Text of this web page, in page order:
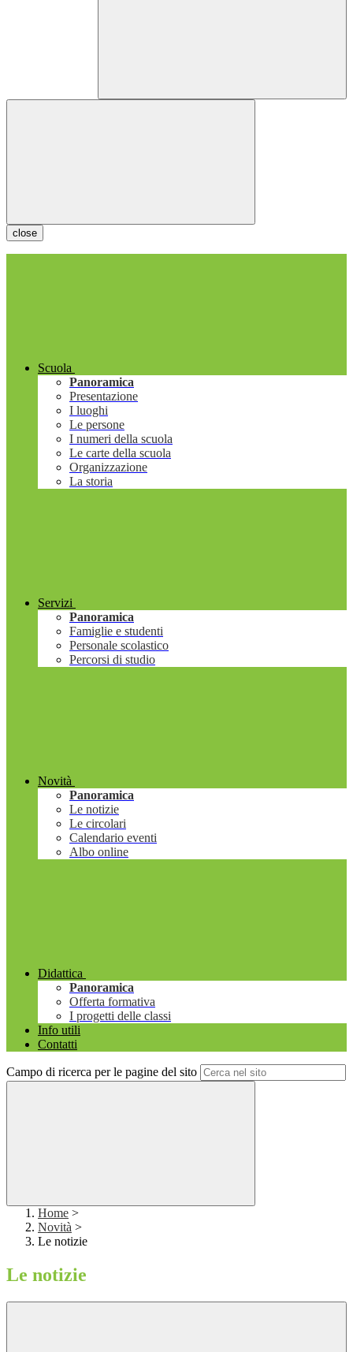
close
Scuola
Panoramica
Presentazione
I luoghi
Le persone
I numeri della scuola
Le carte della scuola
Organizzazione
La storia
Servizi
Panoramica
Famiglie e studenti
Personale scolastico
Percorsi di studio
Novità
Panoramica
Le notizie
Le circolari
Calendario eventi
Albo online
Didattica
Panoramica
Offerta formativa
I progetti delle classi
Info utili
Contatti
Campo di ricerca per le pagine del sito
Home >
Novità >
Le notizie
Le notizie